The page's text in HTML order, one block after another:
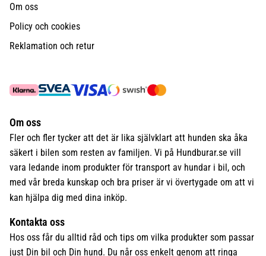
Om oss
Policy och cookies
Reklamation och retur
Om oss
Fler och fler tycker att det är lika självklart att hunden ska åka
säkert i bilen som resten av familjen. Vi på Hundburar.se vill
vara ledande inom produkter för transport av hundar i bil, och
med vår breda kunskap och bra priser är vi övertygade om att vi
kan hjälpa dig med dina inköp.
Kontakta oss
Hos oss får du alltid råd och tips om vilka produkter som passar
just Din bil och Din hund. Du når oss enkelt genom att ringa